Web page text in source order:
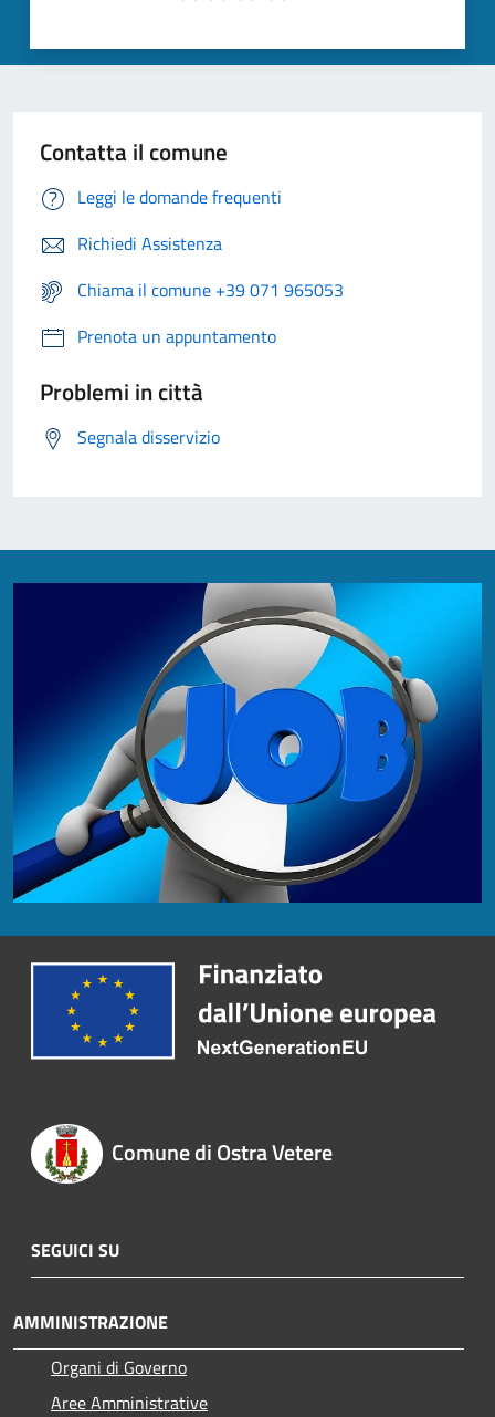
Contatta il comune
Leggi le domande frequenti
Richiedi Assistenza
Chiama il comune +39 071 965053
Prenota un appuntamento
Problemi in città
Segnala disservizio
Comune di Ostra Vetere
SEGUICI SU
AMMINISTRAZIONE
Organi di Governo
Aree Amministrative